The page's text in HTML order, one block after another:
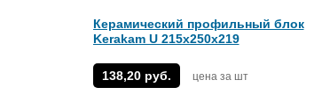
Керамический профильный блок
Kerakam U 215х250х219
138,20 руб. цена за шт